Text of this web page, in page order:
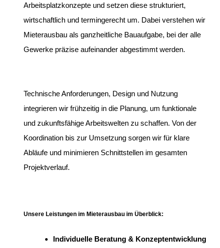
Arbeitsplatzkonzepte und setzen diese strukturiert,
wirtschaftlich und termingerecht um. Dabei verstehen wir
Mieterausbau als ganzheitliche Bauaufgabe, bei der alle
Gewerke präzise aufeinander abgestimmt werden.
Technische Anforderungen, Design und Nutzung
integrieren wir frühzeitig in die Planung, um funktionale
und zukunftsfähige Arbeitswelten zu schaffen. Von der
Koordination bis zur Umsetzung sorgen wir für klare
Abläufe und minimieren Schnittstellen im gesamten
Projektverlauf.
Unsere Leistungen im Mieterausbau im Überblick:
Individuelle Beratung & Konzeptentwicklung